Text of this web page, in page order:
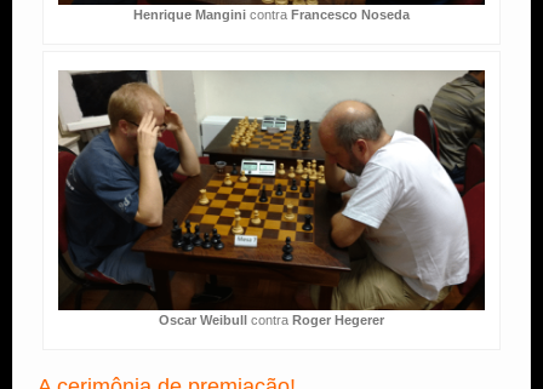
Henrique Manginicontra Francesco Noseda
Oscar Weibullcontra Roger Hegerer